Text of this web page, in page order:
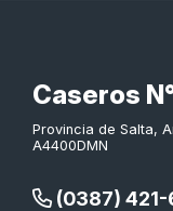
Caseros
Provincia de Salta,
A4400DMN
(0387)